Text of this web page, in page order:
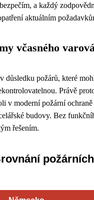
a každý
aktuálním
včasného
požárů, které
Právě
v moderní požární
budovy. Bez
řešením.